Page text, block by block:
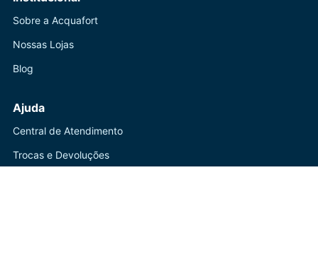
Sobre a Acquafort
Nossas Lojas
Blog
Ajuda
Central de Atendimento
Trocas e Devoluções